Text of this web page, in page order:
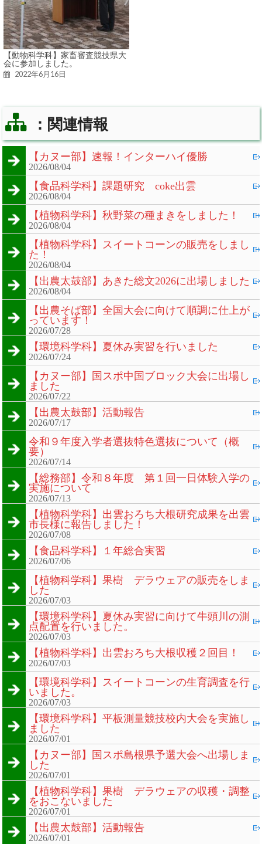
【動物科学科】家畜審査競技県大
会に参加しました。
2022年6月16日
：関連情報
【カヌー部】速報！インターハイ優勝
2026/08/04
【食品科学科】課題研究 coke出雲
2026/08/04
【植物科学科】秋野菜の種まきをしました！
2026/08/04
【植物科学科】スイートコーンの販売をしまし
た！
2026/08/04
【出農太鼓部】あきた総文2026に出場しました
2026/08/04
【出農そば部】全国大会に向けて順調に仕上が
っています！
2026/07/28
【環境科学科】夏休み実習を行いました
2026/07/24
【カヌー部】国スポ中国ブロック大会に出場し
ました
2026/07/22
【出農太鼓部】活動報告
2026/07/17
令和９年度入学者選抜特色選抜について（概
要）
2026/07/14
【総務部】令和８年度 第１回一日体験入学の
実施について
2026/07/13
【植物科学科】出雲おろち大根研究成果を出雲
市長様に報告しました！
2026/07/08
【食品科学科】１年総合実習
2026/07/06
【植物科学科】果樹 デラウェアの販売をしま
した
2026/07/03
【環境科学科】夏休み実習に向けて牛頭川の測
点配置を行いました。
2026/07/03
【植物科学科】出雲おろち大根収穫２回目！
2026/07/03
【環境科学科】スイートコーンの生育調査を行
いました。
2026/07/03
【環境科学科】平板測量競技校内大会を実施し
ました
2026/07/01
【カヌー部】国スポ島根県予選大会へ出場しま
した
2026/07/01
【植物科学科】果樹 デラウェアの収穫・調整
をおこないました
2026/07/01
【出農太鼓部】活動報告
2026/07/01